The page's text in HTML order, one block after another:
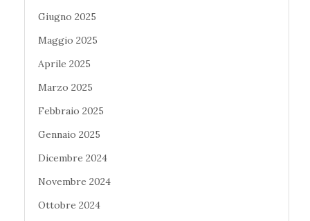
Giugno 2025
Maggio 2025
Aprile 2025
Marzo 2025
Febbraio 2025
Gennaio 2025
Dicembre 2024
Novembre 2024
Ottobre 2024